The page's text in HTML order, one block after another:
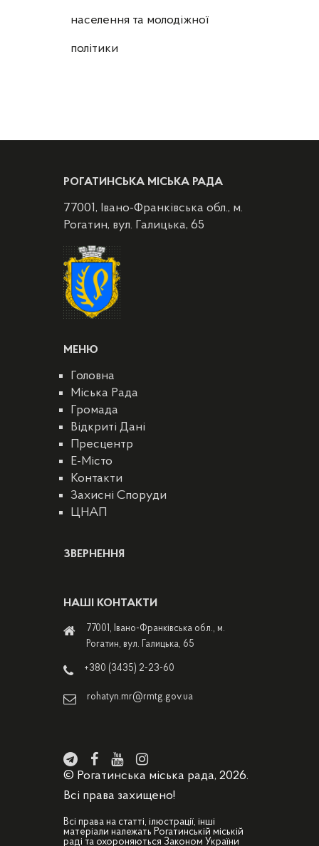
населення та молодіжної
політики
РОГАТИНСЬКА МІСЬКА РАДА
77001, Івано-Франківська обл., м.
Рогатин, вул. Галицька, 65
МЕНЮ
Головна
Міська Рада
Громада
Відкриті Дані
Пресцентр
E-Місто
Контакти
Захисні Споруди
ЦНАП
ЗВЕРНЕННЯ
НАШІ КОНТАКТИ
77001, Івано-Франківська обл., м.
Рогатин, вул. Галицька, 65
+380 (3435) 2-23-60
rohatyn.mr@rmtg.gov.ua
© Рогатинська міська рада, 2026.
Всі права захищено!
Всі права на статті, ілюстрації, інші
матеріали належать Рогатинській міській
раді та охороняються Законом України